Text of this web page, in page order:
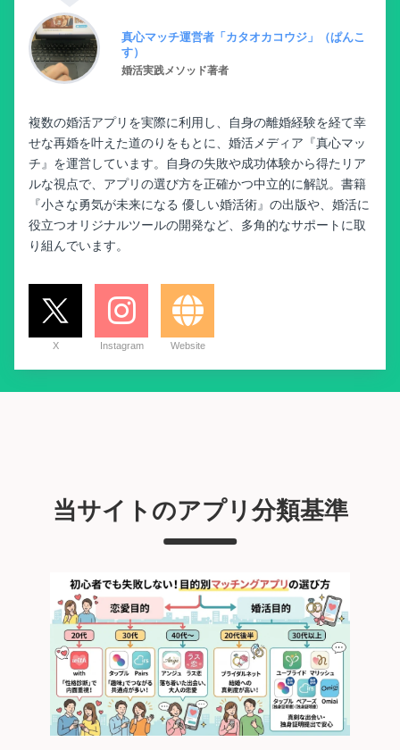
真心マッチ運営者「カタオカコウジ」（ぱんこ
す）
婚活実践メソッド著者
複数の婚活アプリを実際に利用し、自身の離婚経験を経て幸
せな再婚を叶えた道のりをもとに、婚活メディア『真心マッ
チ』を運営しています。自身の失敗や成功体験から得たリア
ルな視点で、アプリの選び方を正確かつ中立的に解説。書籍
『小さな勇気が未来になる 優しい婚活術』の出版や、婚活に
役立つオリジナルツールの開発など、多角的なサポートに取
り組んでいます。
X Instagram Website
当サイトのアプリ分類基準